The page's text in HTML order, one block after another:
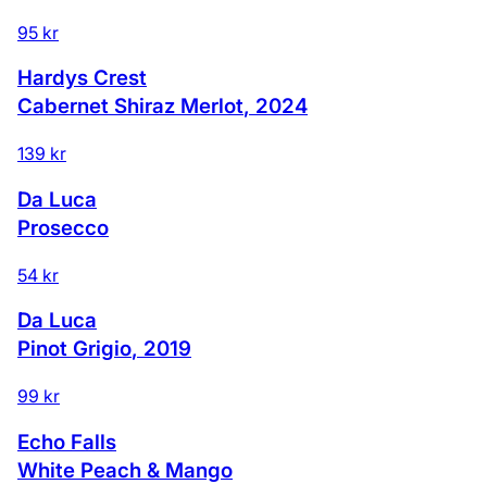
95 kr
Hardys Crest
Cabernet Shiraz Merlot, 2024
139 kr
Da Luca
Prosecco
54 kr
Da Luca
Pinot Grigio, 2019
99 kr
Echo Falls
White Peach & Mango